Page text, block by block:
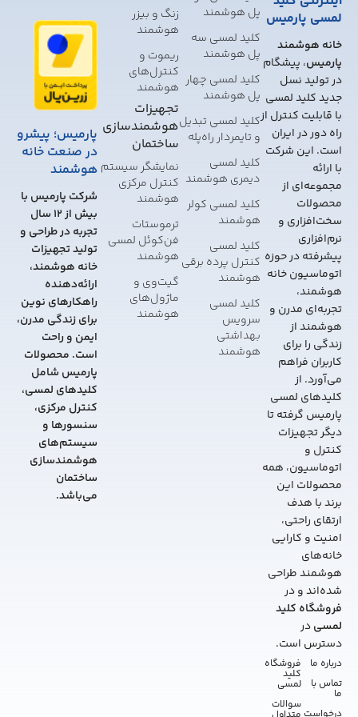
لمسی پارمیس
خانه هوشمند
پارمیس، پیشگام
در تولید نسل
جدید کلید لمسی
با قابلیت کنترل از
راه دور در ایران
است. این شرکت
با ارائه
مجموعه‌ای از
محصولات
سخت‌افزاری و
نرم‌افزاری
پیشرفته در حوزه
اتوماسیون خانه
هوشمند،
تجربه‌ای مدرن و
هوشمند از
زندگی را برای
کاربران فراهم
می‌آورد. از
کلیدهای لمسی
پارمیس گرفته تا
دیگر تجهیزات
کنترل و
اتوماسیون، همه
محصولات این
برند با هدف
ارتقای راحتی،
امنیت و کارایی
خانه‌های
هوشمند طراحی
شده‌اند و در
فروشگاه کلید
لمسیدر
دسترس است.
درباره ما
تماس با
ما
فروشگاه
کلید
لمسی
سوالات
پل هوشمند
کلید لمسی سه
پل هوشمند
کلید لمسی چهار
پل هوشمند
کلید لمسی تبدیل
و تایمر‌دار راه‌پله
کلید لمسی
دیمری هوشمند
کلید لمسی کولر
هوشمند
کلید لمسی
کنترل پرده برقی
هوشمند
کلید لمسی
سرویس
بهداشتی
هوشمند
زنگ و بیزر
هوشمند
ریموت و
کنترل‌های
هوشمند
تجهیزات
هوشمندسازی
ساختمان
نمایشگر سیستم
کنترل مرکزی
هوشمند
ترموستات
فن‌کوئل لمسی
هوشمند
گیت‌وی و
ماژول‌های
هوشمند
پارمیس؛ پیشرو
در صنعت خانه
هوشمند
شرکت پارمیس با
بیش از 12 سال
تجربه در طراحی و
تولید تجهیزات
خانه هوشمند،
ارائه‌دهنده
راهکارهای نوین
برای زندگی مدرن،
ایمن و راحت
است. محصولات
پارمیس شامل
کلیدهای لمسی،
کنترل مرکزی،
سنسورها و
سیستم‌های
هوشمندسازی
ساختمان
می‌باشد.